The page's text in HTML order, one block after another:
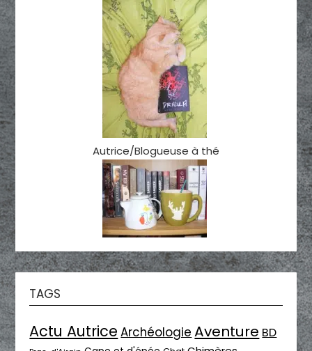
Autrice/Blogueuse à thé
TAGS
Actu Autrice Archéologie Aventure BD